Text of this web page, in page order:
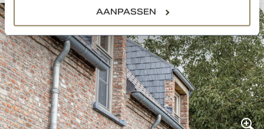
AANPASSEN